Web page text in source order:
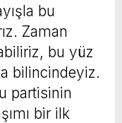
bu
Zaman
bu yüz
bilincindeyiz.
partisinin
bir ilk